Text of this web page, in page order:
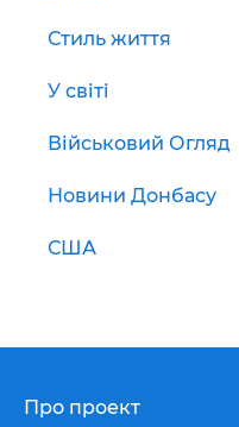
Стиль життя
У світі
Військовий Огляд
Новини Донбасу
США
Про проект